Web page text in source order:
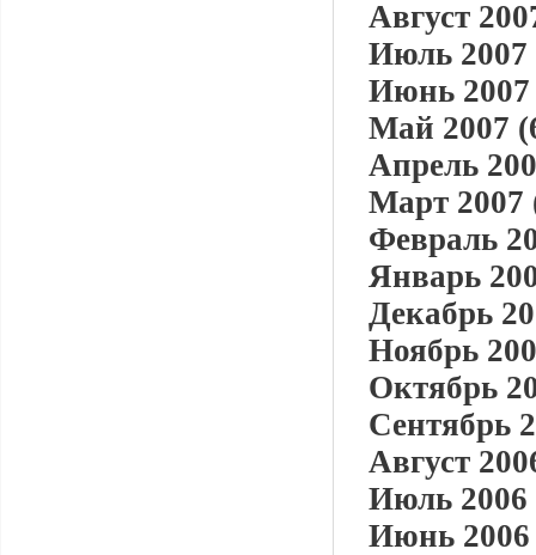
Август
Июль 2007
Июнь 2007
Май 2007
Апрель
Март 2007
Февраль
Январь
Декабрь
Ноябрь
Октябрь
Сентябрь
Август
Июль 2006
Июнь 2006